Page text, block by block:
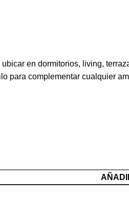
en dormitorios, living,
para complementar cualquier